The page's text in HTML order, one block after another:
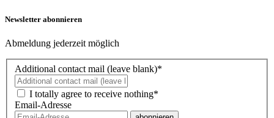
Newsletter abonnieren
Abmeldung jederzeit möglich
Additional contact mail (leave blank)*
I totally agree to receive nothing*
Email-Adresse